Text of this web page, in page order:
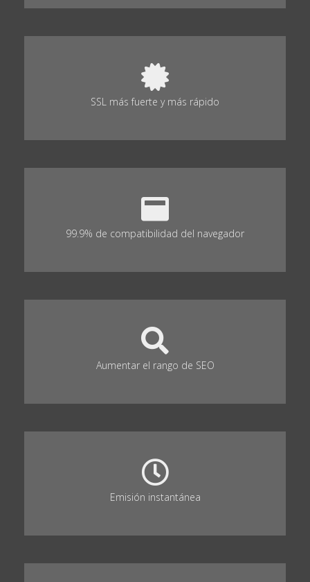
SSL más fuerte y más rápido
99.9% de compatibilidad del navegador
Aumentar el rango de SEO
Emisión instantánea